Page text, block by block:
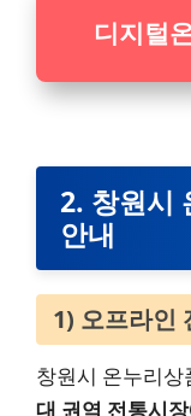
디지털
2. 창원시
안내
1) 오프라인
창원시 온누리
대 권역 전통시장